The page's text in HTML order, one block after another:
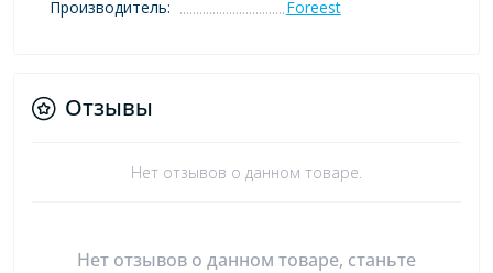
Производитель: Foreest
Отзывы
Нет отзывов о данном товаре.
Нет отзывов о данном товаре, станьте